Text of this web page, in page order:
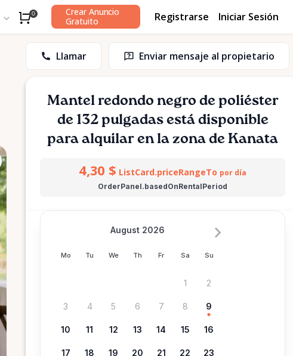
0
Crear Anuncio
Gratuito
Registrarse Iniciar Sesión
Llamar Enviar mensaje al propietario
Mantel redondo negro de poliéster
de 132 pulgadasestá disponible
para alquilar en la zona de Kanata
4,30 $ ListCard.priceRangeTo por día
OrderPanel.basedOnRentalPeriod
Mo Tu We Th Fr Sa Su
August 2026
1 2
3 4 5 6 7 8 9
10 11 12 13 14 15 16
17 18 19 20 21 22 23